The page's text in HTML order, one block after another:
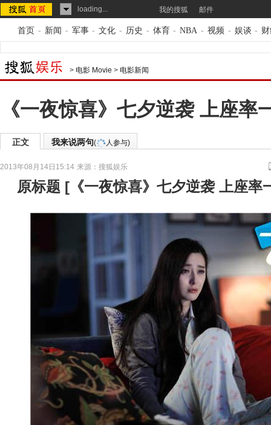
loading... 我的搜狐 邮件
首页 - 新闻 - 军事 - 文化 - 历史 - 体育 - NBA - 视频 - 娱谈 -
> 电影 Movie > 电影新闻
《一夜惊喜》七夕逆袭 上座率
正文 我来说两句( 人参与)
2013年08月14日15:14 来源： 搜狐娱乐
原标题 [ 《一夜惊喜》七夕逆袭 上座率